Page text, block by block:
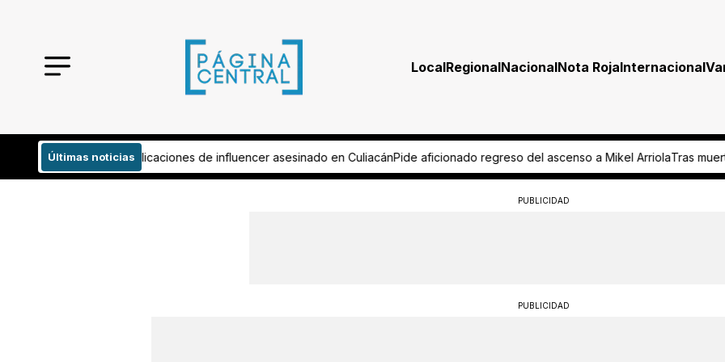
LocalRegionalNacionalNota RojaInternacional
Últimas noticias
asesinado en CuliacánPide aficionado regreso del ascenso a Mikel ArriolaTras muerte de jirafa, rehabilitarán su hábitat en el
PUBLICIDAD
PUBLICIDAD